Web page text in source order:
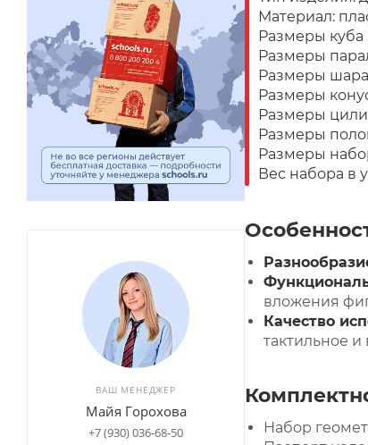
Материал:
Размеры куба
Размеры
Размеры
Размеры
Размеры
Размеры
Размеры
Вес набора в
вложения
Качество
тактильное
Набор
ВАШ МЕНЕДЖЕР
Майя Горохова
+7 (930) 036-68-50